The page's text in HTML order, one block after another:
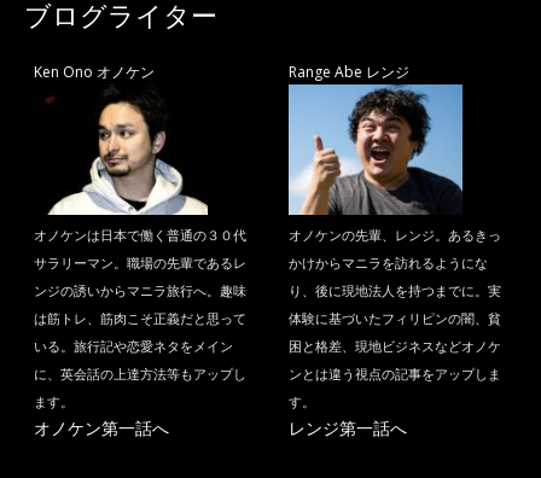
ブログライター
Ken Ono オノケン
オノケンは日本で働く普通の３０代
サラリーマン。職場の先輩であるレ
ンジの誘いからマニラ旅行へ。趣味
は筋トレ、筋肉こそ正義だと思って
いる。旅行記や恋愛ネタをメイン
に、英会話の上達方法等もアップし
ます。
オノケン第一話へ
Range Abe レンジ
オノケンの先輩、レンジ。あるきっ
かけからマニラを訪れるようにな
り、後に現地法人を持つまでに。実
体験に基づいたフィリピンの闇、貧
困と格差、現地ビジネスなどオノケ
ンとは違う視点の記事をアップしま
す。
レンジ第一話へ